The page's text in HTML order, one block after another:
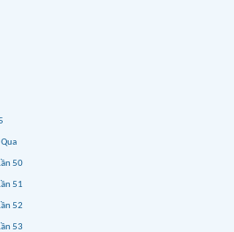
50
51
52
53